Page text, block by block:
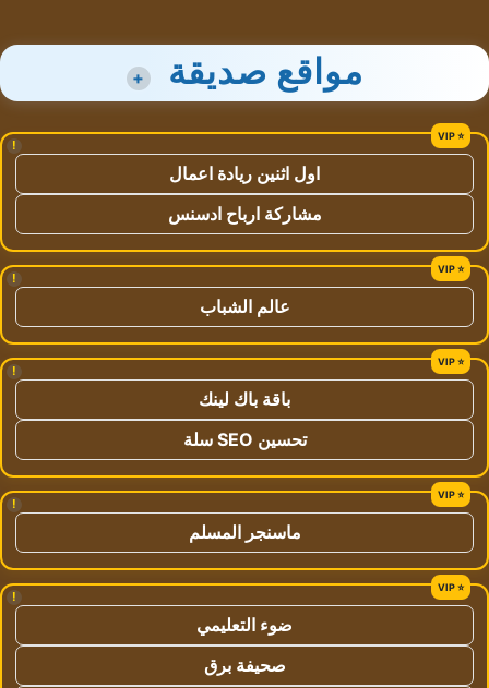
مواقع صديقة +
!
اول اثنين ريادة اعمال
مشاركة ارباح ادسنس
!
عالم الشباب
!
باقة باك لينك
تحسين SEO سلة
!
ماسنجر المسلم
!
ضوء التعليمي
صحيفة برق